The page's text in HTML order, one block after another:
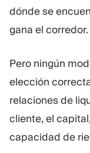
dónde se
gana el corredor.
Pero ningún
elección
relaciones de
cliente, el
capacidad de